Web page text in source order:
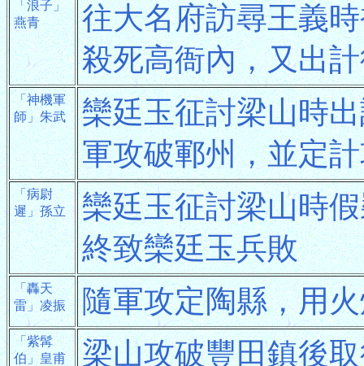
「浪子」
燕青
往大名府訪尋王義
殺死高衙內，又出
「神機軍
師」朱武
欒廷玉征討梁山時
軍攻破鄆州，並定
「病尉
遲」孫立
欒廷玉征討梁山時
終致欒廷玉兵敗
「轟天
雷」凌振
隨軍攻定陶縣，用
「紫髯
伯」皇甫
梁山攻破豐田鎮後